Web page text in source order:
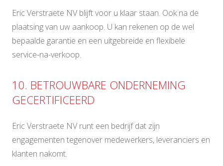
Eric Verstraete NV blijft voor u klaar staan. Ook na de
plaatsing van uw aankoop. U kan rekenen op de wel
bepaalde garantie en een uitgebreide en flexibele
service-na-verkoop.
10. BETROUWBARE ONDERNEMING
GECERTIFICEERD
Eric Verstraete NV runt een bedrijf dat zijn
engagementen tegenover medewerkers, leveranciers en
klanten nakomt.